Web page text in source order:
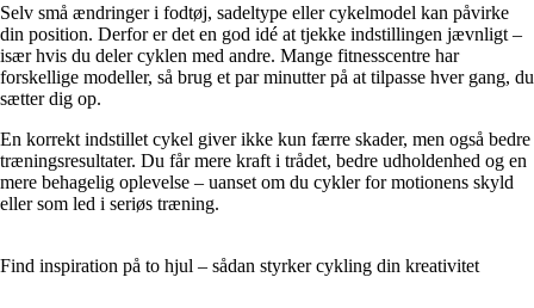
Selv små ændringer i fodtøj, sadeltype eller cykelmodel kan påvirke
din position. Derfor er det en god idé at tjekke indstillingen jævnligt –
især hvis du deler cyklen med andre. Mange fitnesscentre har
forskellige modeller, så brug et par minutter på at tilpasse hver gang, du
sætter dig op.
En korrekt indstillet cykel giver ikke kun færre skader, men også bedre
træningsresultater. Du får mere kraft i trådet, bedre udholdenhed og en
mere behagelig oplevelse – uanset om du cykler for motionens skyld
eller som led i seriøs træning.
Find inspiration på to hjul – sådan styrker cykling din kreativitet